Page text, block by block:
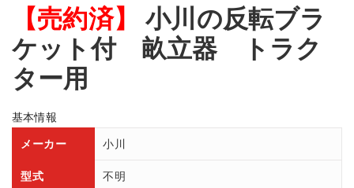
【売約済】
小川の反転ブラ
ケット付 畝立器 トラク
ター用
基本情報
メーカー
小川
型式 不明